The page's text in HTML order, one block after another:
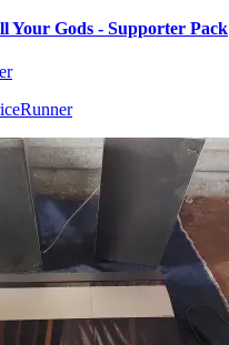
Your Gods - Supporter Pack